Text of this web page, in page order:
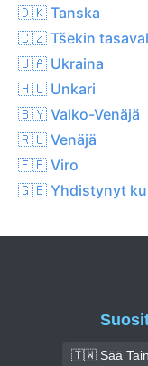
🇩🇰 Tanska
🇨🇿 Tšekin
🇺🇦 Ukraina
🇭🇺 Unkari
🇧🇾 Valko-Venäjä
🇷🇺 Venäjä
🇪🇪 Viro
🇬🇧 Yhdistynyt
🇹🇼 Sää